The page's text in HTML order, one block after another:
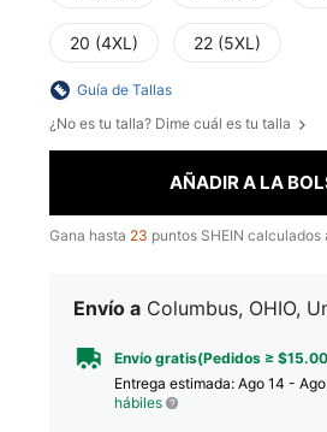
20 (4XL) 22 (5XL)
Guía de Tallas
¿No es tu talla? Dime cuál es tu talla
AÑADIR A LA
Gana hasta 23 puntos SHEIN
Envío a Columbus, OHIO,
Envío gratis(Pedidos ≥
Entrega estimada: Ago 14 -
hábiles